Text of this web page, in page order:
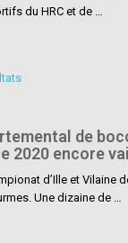
du HRC et de …
de
2020 encore
d’Ille et Vilaine
Une dizaine de …